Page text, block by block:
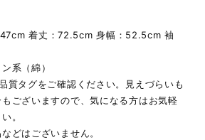
47cm 着丈：72.5cm 身幅：52.5cm 袖
系（綿）
質タグをご確認ください。見えづらいも
ございますので、気になる方はお気軽
。
どはございません。